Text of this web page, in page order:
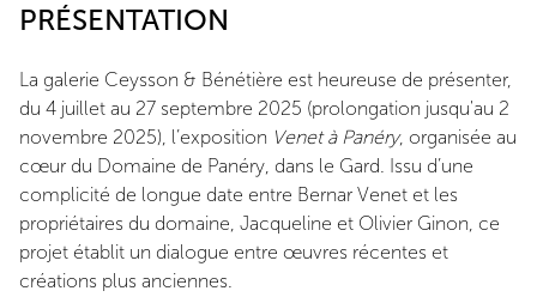
PRÉSENTATION
La galerie Ceysson & Bénétière est heureuse de présenter,
du 4 juillet au 27 septembre 2025 (prolongation jusqu'au 2
novembre 2025), l’exposition Venet à Panéry, organisée au
cœur du Domaine de Panéry, dans le Gard. Issu d’une
complicité de longue date entre Bernar Venet et les
propriétaires du domaine, Jacqueline et Olivier Ginon, ce
projet établit un dialogue entre œuvres récentes et
créations plus anciennes.